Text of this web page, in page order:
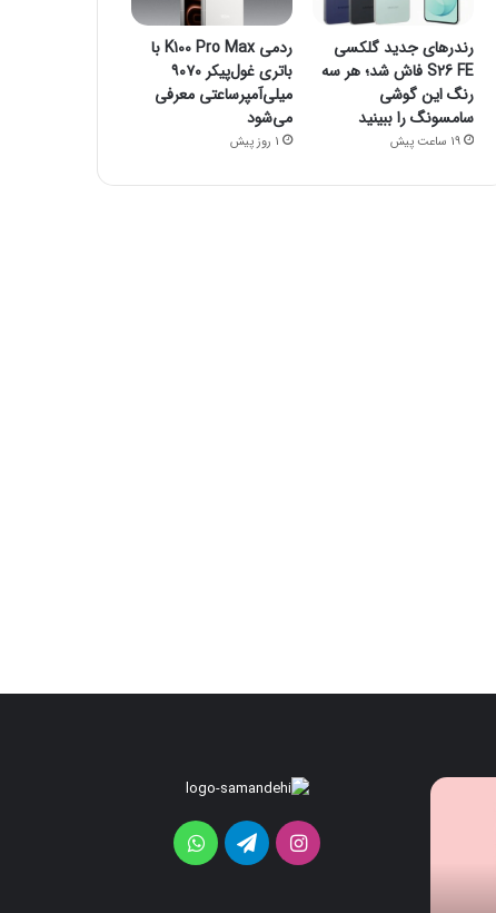
رندرهای جدید گلکسی
S26 FE فاش شد؛ هر سه
رنگ این گوشی
سامسونگ را ببینید
19 ساعت پیش
ردمی K100 Pro Max با
باتری غول‌پیکر ۹۰۷۰
میلی‌آمپرساعتی معرفی
می‌شود
1 روز پیش
اینستاگرامتلگرام واتس